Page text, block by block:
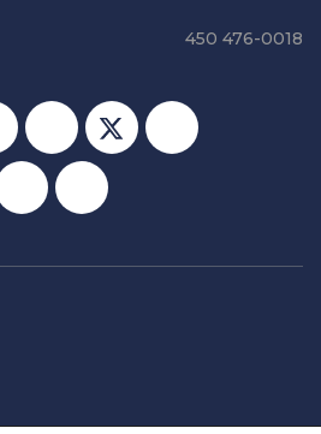
450 476-0018
Réseaux sociaux